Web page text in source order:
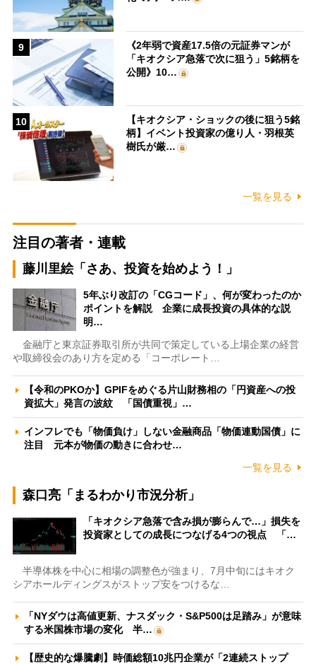
9
《2年弱で資産17.5倍の元証券マンが
「キオクシア急落で次に狙う」5銘柄を
公開》10…
10
【キオクシア・ショックの後に狙う5銘
柄】イベント投資家の億り人・羽根英
樹氏が厳…
一覧を見る
注目の著者・連載
藤川里絵「さあ、投資を始めよう！」
5年ぶり改訂の「CGコード」、何が変わったのか
ポイントを解説 企業に成長投資の具体的な説
明…
金融庁と東京証券取引所が共同で策定している上場企業の経営
や取締役会のあり方を定める「コーポレート…
【令和のPKOか】GPIFをめぐる片山財務相の「円資産への投
資拡大」発言の波紋 「国債重視」…
インフレでも「物価負け」しない金融商品「物価連動国債」に
注目 元本が物価の動きに合わせ…
一覧を見る
森口亮「まるわかり市況分析」
「キオクシア急落で含み損が膨らんで…」損失を
投資家としての成長につなげる4つの視点 「…
半導体株を中心に相場の調整色が強まり、7月中旬にはキオク
シアホールディングスがストップ安をつけるな…
「NYダウは高値更新、ナスダック・S&P500は足踏み」が意味
する米国株市場の変化 半…
【歴史的な爆騰劇】時価総額10兆円企業が「2連続ストップ